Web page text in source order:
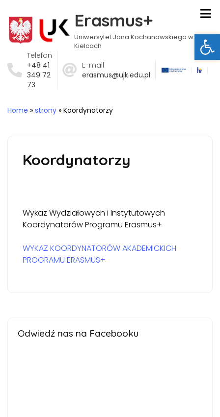
Erasmus+
Uniwersytet Jana Kochanowskiego w
Kielcach
Telefon
+48 41
349 72
73
E-mail
erasmus@ujk.edu.pl
Home » strony » Koordynatorzy
Koordynatorzy
Wykaz Wydziałowych i Instytutowych
Koordynatorów Programu Erasmus+
WYKAZ KOORDYNATORÓW AKADEMICKICH
PROGRAMU ERASMUS+
Odwiedź nas na Facebooku